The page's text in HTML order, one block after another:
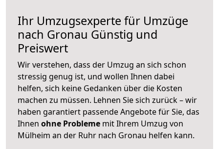
Ihr Umzugsexperte für Umzüge
nach Gronau Günstig und
Preiswert
Wir verstehen, dass der Umzug an sich schon
stressig genug ist, und wollen Ihnen dabei
helfen, sich keine Gedanken über die Kosten
machen zu müssen. Lehnen Sie sich zurück – wir
haben garantiert passende Angebote für Sie, das
Ihnen ohne Probleme mit Ihrem Umzug von
Mülheim an der Ruhr nach Gronau helfen kann.